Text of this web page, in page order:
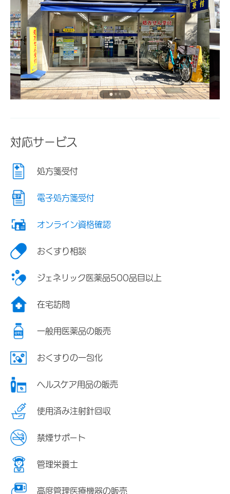
対応サービス
処方箋受付
電子処方箋受付
オンライン資格確認
おくすり相談
ジェネリック医薬品500品目以上
在宅訪問
一般用医薬品の販売
おくすりの一包化
ヘルスケア用品の販売
使用済み注射針回収
禁煙サポート
管理栄養士
高度管理医療機器の販売